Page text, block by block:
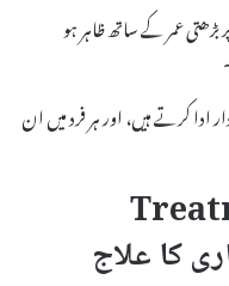
عمر کے ساتھ ظاہر ہو
ادا کرتے ہیں، اور ہر فرد میں ان